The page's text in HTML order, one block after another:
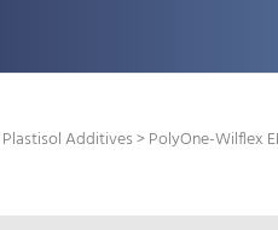
Plastisol Additives> PolyOne-Wilflex